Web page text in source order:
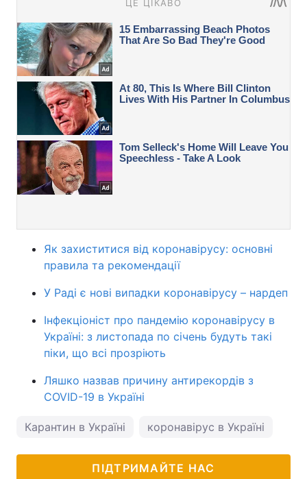
Як захиститися від коронавірусу: основні
правила та рекомендації
У Раді є нові випадки коронавірусу – нардеп
Інфекціоніст про пандемію коронавірусу в
Україні: з листопада по січень будуть такі
піки, що всі прозріють
Ляшко назвав причину антирекордів з
COVID-19 в Україні
Карантин в Україні коронавірус в Україні
ПІДТРИМАЙТЕ НАС